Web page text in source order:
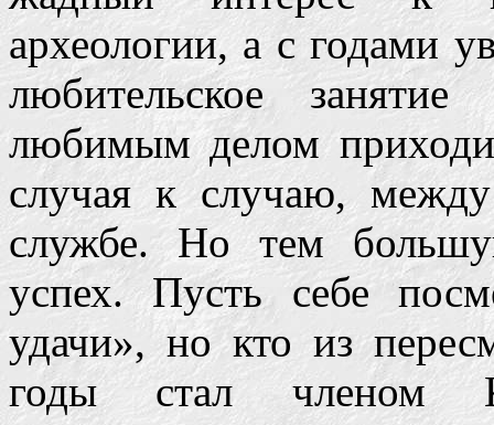
археологии, а с годами
любительское
любимым делом
случая к случаю,
службе. Но тем
успех. Пусть себе
удачи», но кто из
годы стал членом